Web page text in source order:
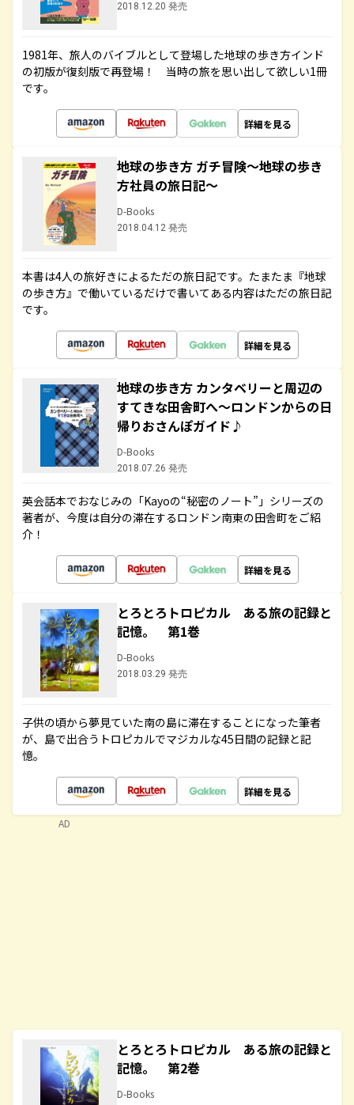
2018.12.20 発売
1981年、旅人のバイブルとして登場した地球の歩き方インド
の初版が復刻版で再登場！ 当時の旅を思い出して欲しい1冊
です。
詳細を見る
地球の歩き方 ガチ冒険～地球の歩き
方社員の旅日記～
D-Books
2018.04.12 発売
本書は4人の旅好きによるただの旅日記です。たまたま『地球
の歩き方』で働いているだけで書いてある内容はただの旅日記
です。
詳細を見る
地球の歩き方 カンタベリーと周辺の
すてきな田舎町へ～ロンドンからの日
帰りおさんぽガイド♪
D-Books
2018.07.26 発売
英会話本でおなじみの「Kayoの“秘密のノート”」シリーズの
著者が、今度は自分の滞在するロンドン南東の田舎町をご紹
介！
詳細を見る
とろとろトロピカル ある旅の記録と
記憶。 第1巻
D-Books
2018.03.29 発売
子供の頃から夢見ていた南の島に滞在することになった筆者
が、島で出合うトロピカルでマジカルな45日間の記録と記
憶。
詳細を見る
とろとろトロピカル ある旅の記録と
記憶。 第2巻
D-Books
AD